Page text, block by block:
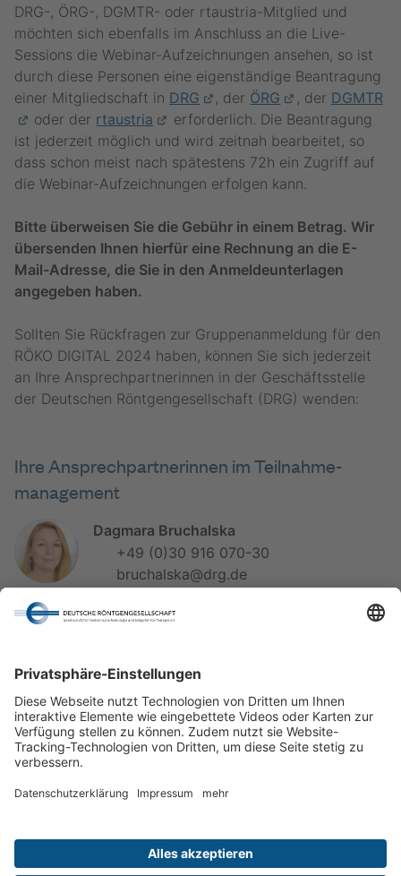
DRG-, ÖRG-, DGMTR- oder rtaustria-Mitglied und
möchten sich ebenfalls im Anschluss an die Live-
Sessions die Webinar-Aufzeichnungen ansehen, so ist
durch diese Personen eine eigenständige Beantragung
einer Mitgliedschaft in DRG , der ÖRG , der DGMTR
oder der rtaustria
erforderlich. Die Beantragung
ist jederzeit möglich und wird zeitnah bearbeitet, so
dass schon meist nach spätestens 72h ein Zugriff auf
die Webinar-Aufzeichnungen erfolgen kann.
Bitte überweisen Sie die Gebühr in einem Betrag. Wir
übersenden Ihnen hierfür eine Rechnung an die E-
Mail-Adresse, die Sie in den Anmeldeunterlagen
angegeben haben.
Sollten Sie Rückfragen zur Gruppenanmeldung für den
RÖKO DIGITAL 2024 haben, können Sie sich jederzeit
an Ihre Ansprechpartnerinnen in der Geschäftsstelle
der Deutschen Röntgengesellschaft (DRG) wenden:
Ihre Ansprech­partner­innen im Teilnahme­
management
Dagmara Bruchalska
+49 (0)30 916 070-30
bruchalska@drg.de
Iris Büchner